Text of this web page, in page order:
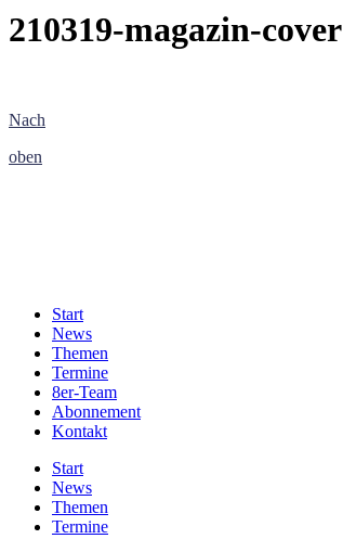
210319-magazin-cover
Nach
oben
Start
News
Themen
Termine
8er-Team
Abonnement
Kontakt
Start
News
Themen
Termine